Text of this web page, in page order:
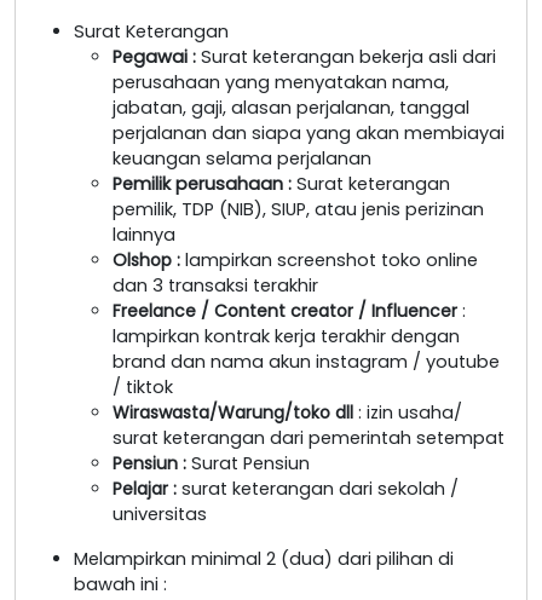
Surat Keterangan
Pegawai : Surat keterangan bekerja asli dari
perusahaan yang menyatakan nama,
jabatan, gaji, alasan perjalanan, tanggal
perjalanan dan siapa yang akan membiayai
keuangan selama perjalanan
Pemilik perusahaan : Surat keterangan
pemilik, TDP (NIB), SIUP, atau jenis perizinan
lainnya
Olshop : lampirkan screenshot toko online
dan 3 transaksi terakhir
Freelance / Content creator / Influencer :
lampirkan kontrak kerja terakhir dengan
brand dan nama akun instagram / youtube
/ tiktok
Wiraswasta/Warung/toko dll : izin usaha/
surat keterangan dari pemerintah setempat
Pensiun : Surat Pensiun
Pelajar : surat keterangan dari sekolah /
universitas
Melampirkan minimal 2 (dua) dari pilihan di
bawah ini :